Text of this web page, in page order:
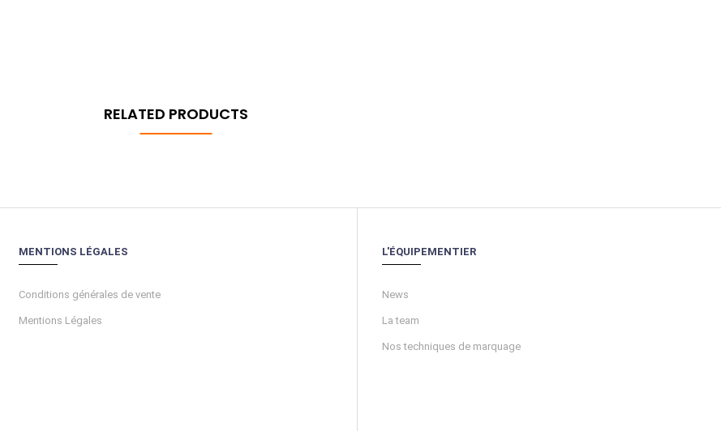
RELATED PRODUCTS
MENTIONS LÉGALES
Conditions générales de vente
Mentions Légales
L'ÉQUIPEMENTIER
News
La team
Nos techniques de marquage